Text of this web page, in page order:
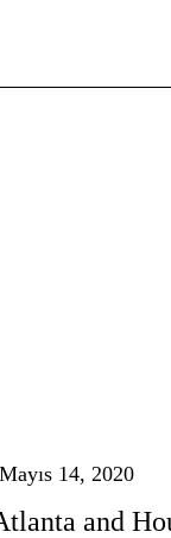
Mayıs 14, 2020
and